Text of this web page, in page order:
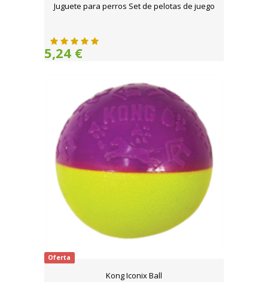
Juguete para perros Set de pelotas de juego
5,24 €
Oferta
Kong Iconix Ball